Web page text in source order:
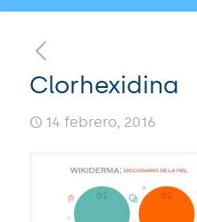
Clorhexidina
14 febrero, 2016